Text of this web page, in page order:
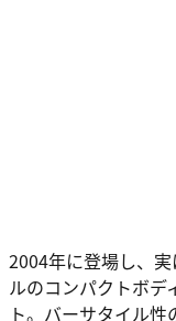
2004年に登場し、
ルのコンパクトボデ
ト。バーサタイル